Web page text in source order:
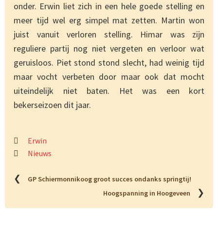
onder. Erwin liet zich in een hele goede stelling en
meer tijd wel erg simpel mat zetten. Martin won
juist vanuit verloren stelling. Himar was zijn
reguliere partij nog niet vergeten en verloor wat
geruisloos. Piet stond stond slecht, had weinig tijd
maar vocht verbeten door maar ook dat mocht
uiteindelijk niet baten. Het was een kort
bekerseizoen dit jaar.
Erwin
Nieuws
❮
GP Schiermonnikoog groot succes ondanks springtij!
Hoogspanning in Hoogeveen
❯